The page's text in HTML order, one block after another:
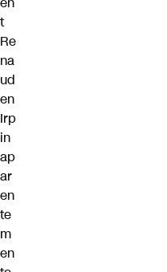
t
Re
na
ud
en
Irp
in
ap
ar
en
te
m
en